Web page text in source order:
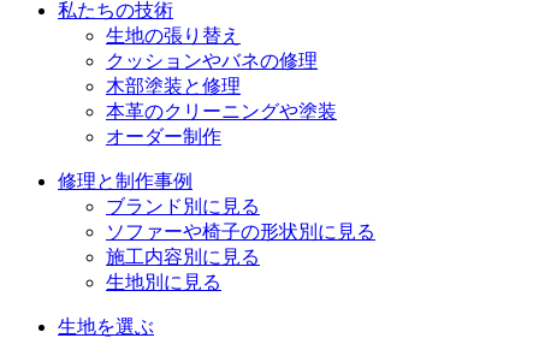
私たちの技術
生地の張り替え
クッションやバネの修理
木部塗装と修理
本革のクリーニングや塗装
オーダー制作
修理と制作事例
ブランド別に見る
ソファーや椅子の形状別に見る
施工内容別に見る
生地別に見る
生地を選ぶ